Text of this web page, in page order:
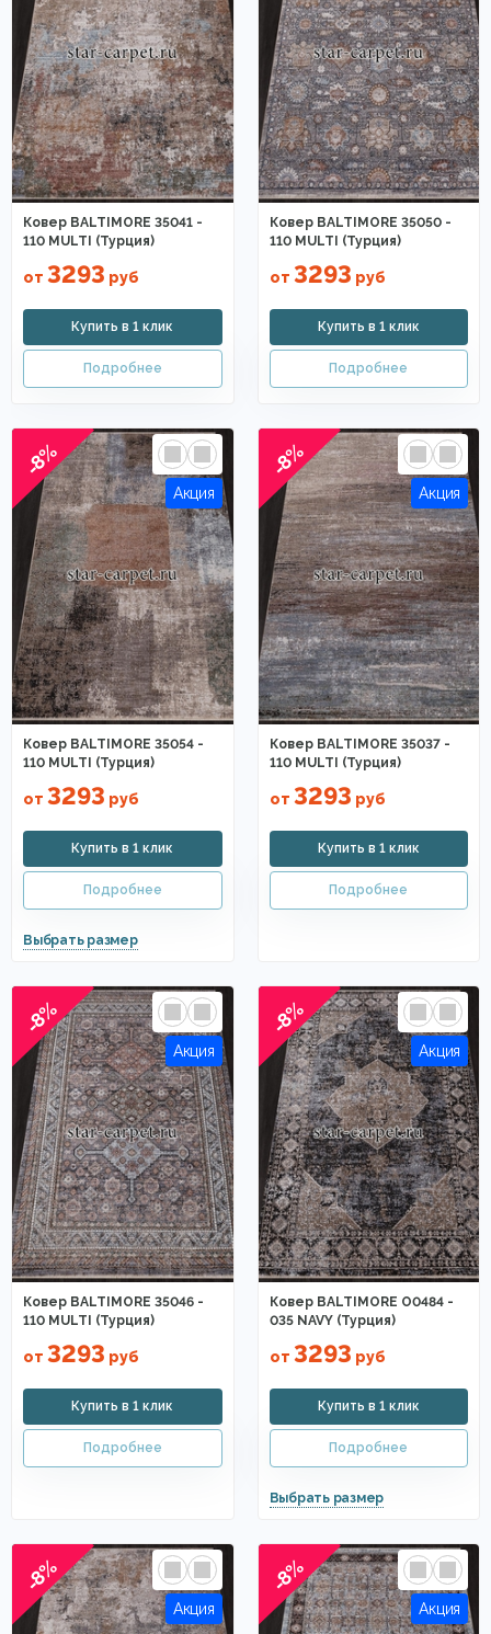
Ковер BALTIMORE 35041 -
110 MULTI (Турция)
от 3293 руб
Ковер BALTIMORE 35050 -
110 MULTI (Турция)
от 3293 руб
-8%
Ковер BALTIMORE 35054 -
110 MULTI (Турция)
от 3293 руб
-8%
Ковер BALTIMORE 35037 -
110 MULTI (Турция)
от 3293 руб
-8%
Ковер BALTIMORE 35046 -
110 MULTI (Турция)
от 3293 руб
-8%
Ковер BALTIMORE O0484 -
035 NAVY (Турция)
от 3293 руб
-8% -8%